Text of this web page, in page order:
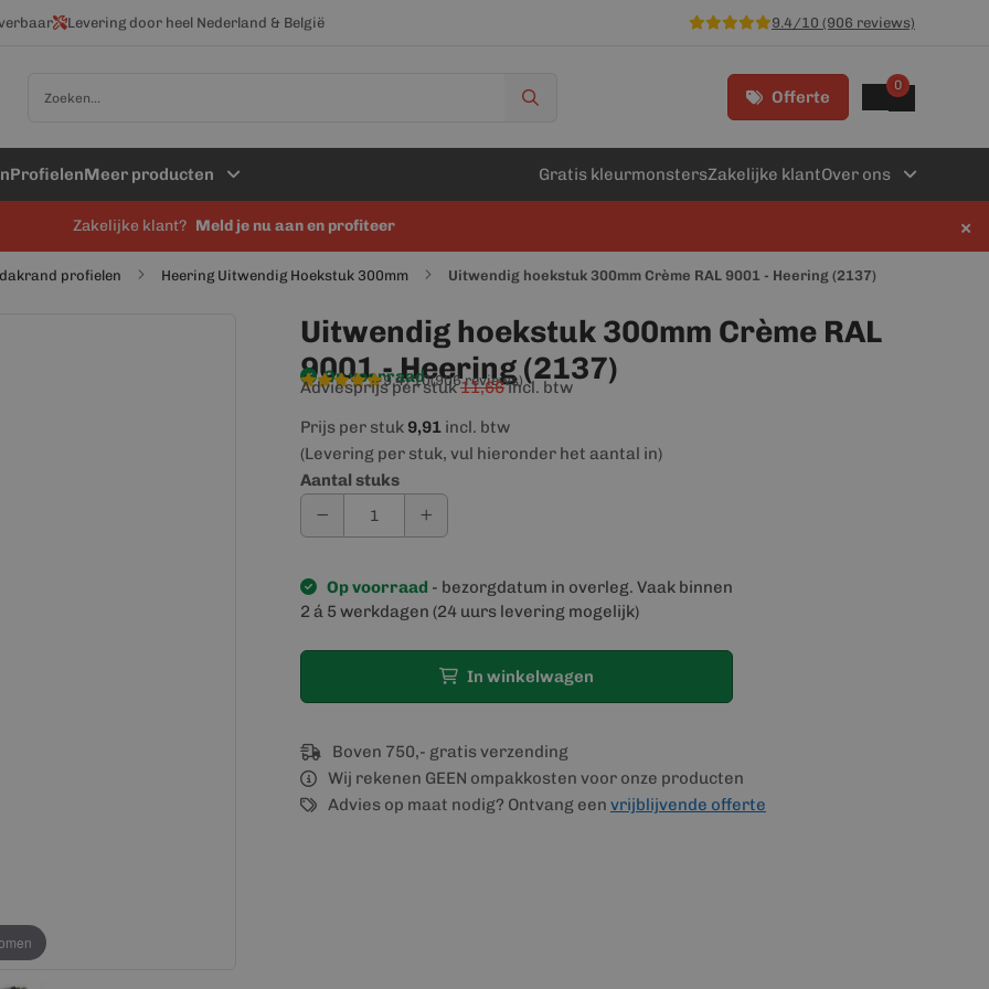
Levering door heel Nederland & België 9.4/10 (906 reviews)
Offerte
0
ProfielenMeer producten Gratis kleurmonstersZakelijke klantOver ons
Zakelijke klant? Meld je nu aan en profiteer ×
profielen Heering Uitwendig Hoekstuk 300mm Uitwendig hoekstuk 300mm Crème RAL 9001 - Heering (2137)
Uitwendig hoekstuk 300mm Crème RAL
9001 - Heering (2137)
Op voorraad
9,4/10(906 reviews)
Adviesprijs per stuk11,66incl. btw
Prijs per stuk 9,91 incl. btw
(Levering per stuk, vul hieronder het aantal in)
Aantal stuks
Op voorraad - bezorgdatum in overleg. Vaak binnen
2 á 5 werkdagen (24 uurs levering mogelijk)
In winkelwagen
Boven 750,- gratis verzending
Wij rekenen GEEN ompakkosten voor onze producten
Advies op maat nodig? Ontvang een vrijblijvende offerte